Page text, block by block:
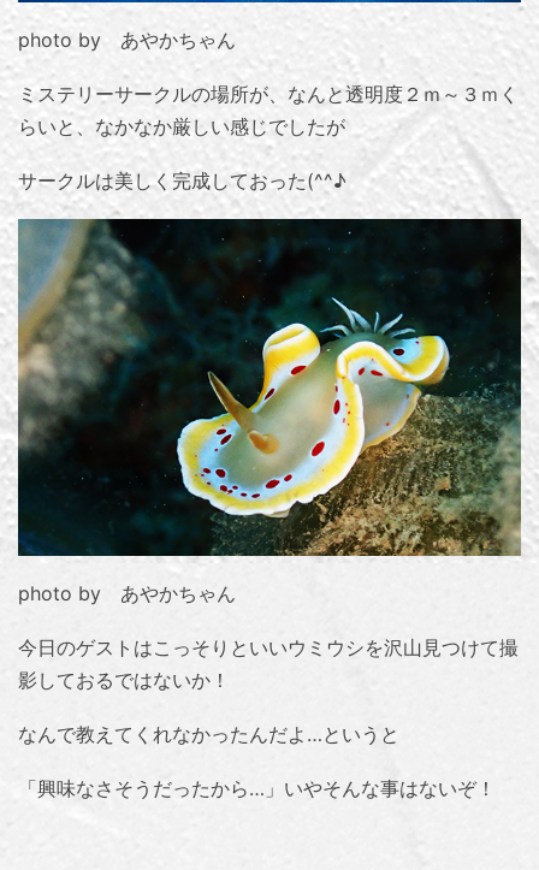
photo by あやかちゃん
ミステリーサークルの場所が、なんと透明度２ｍ～３ｍく
らいと、なかなか厳しい感じでしたが
サークルは美しく完成しておった(^^♪
photo by あやかちゃん
今日のゲストはこっそりといいウミウシを沢山見つけて撮
影しておるではないか！
なんで教えてくれなかったんだよ…というと
「興味なさそうだったから…」いやそんな事はないぞ！